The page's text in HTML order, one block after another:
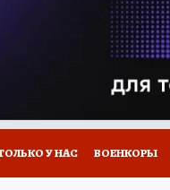
ОБЪЯВЛЕНИЯ
У НАС ВОЕНКОРЫ